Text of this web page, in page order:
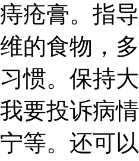
痔疮膏。指
维的食物，
习惯。保持
我要投诉病
宁等。还可